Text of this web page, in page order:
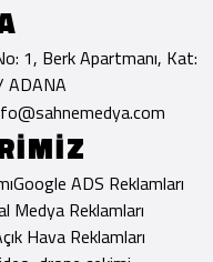
1, Berk Apartmanı, Kat:
ADANA
Google ADS Reklamları
Medya Reklamları
Hava Reklamları